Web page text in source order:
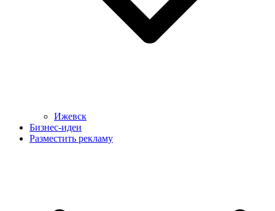
Ижевск
Бизнес-идеи
Разместить рекламу